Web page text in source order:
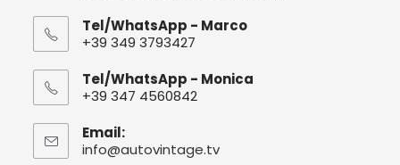
Tel/WhatsApp - Marco
+39 349 3793427
Tel/WhatsApp - Monica
+39 347 4560842
Email:
info@autovintage.tv